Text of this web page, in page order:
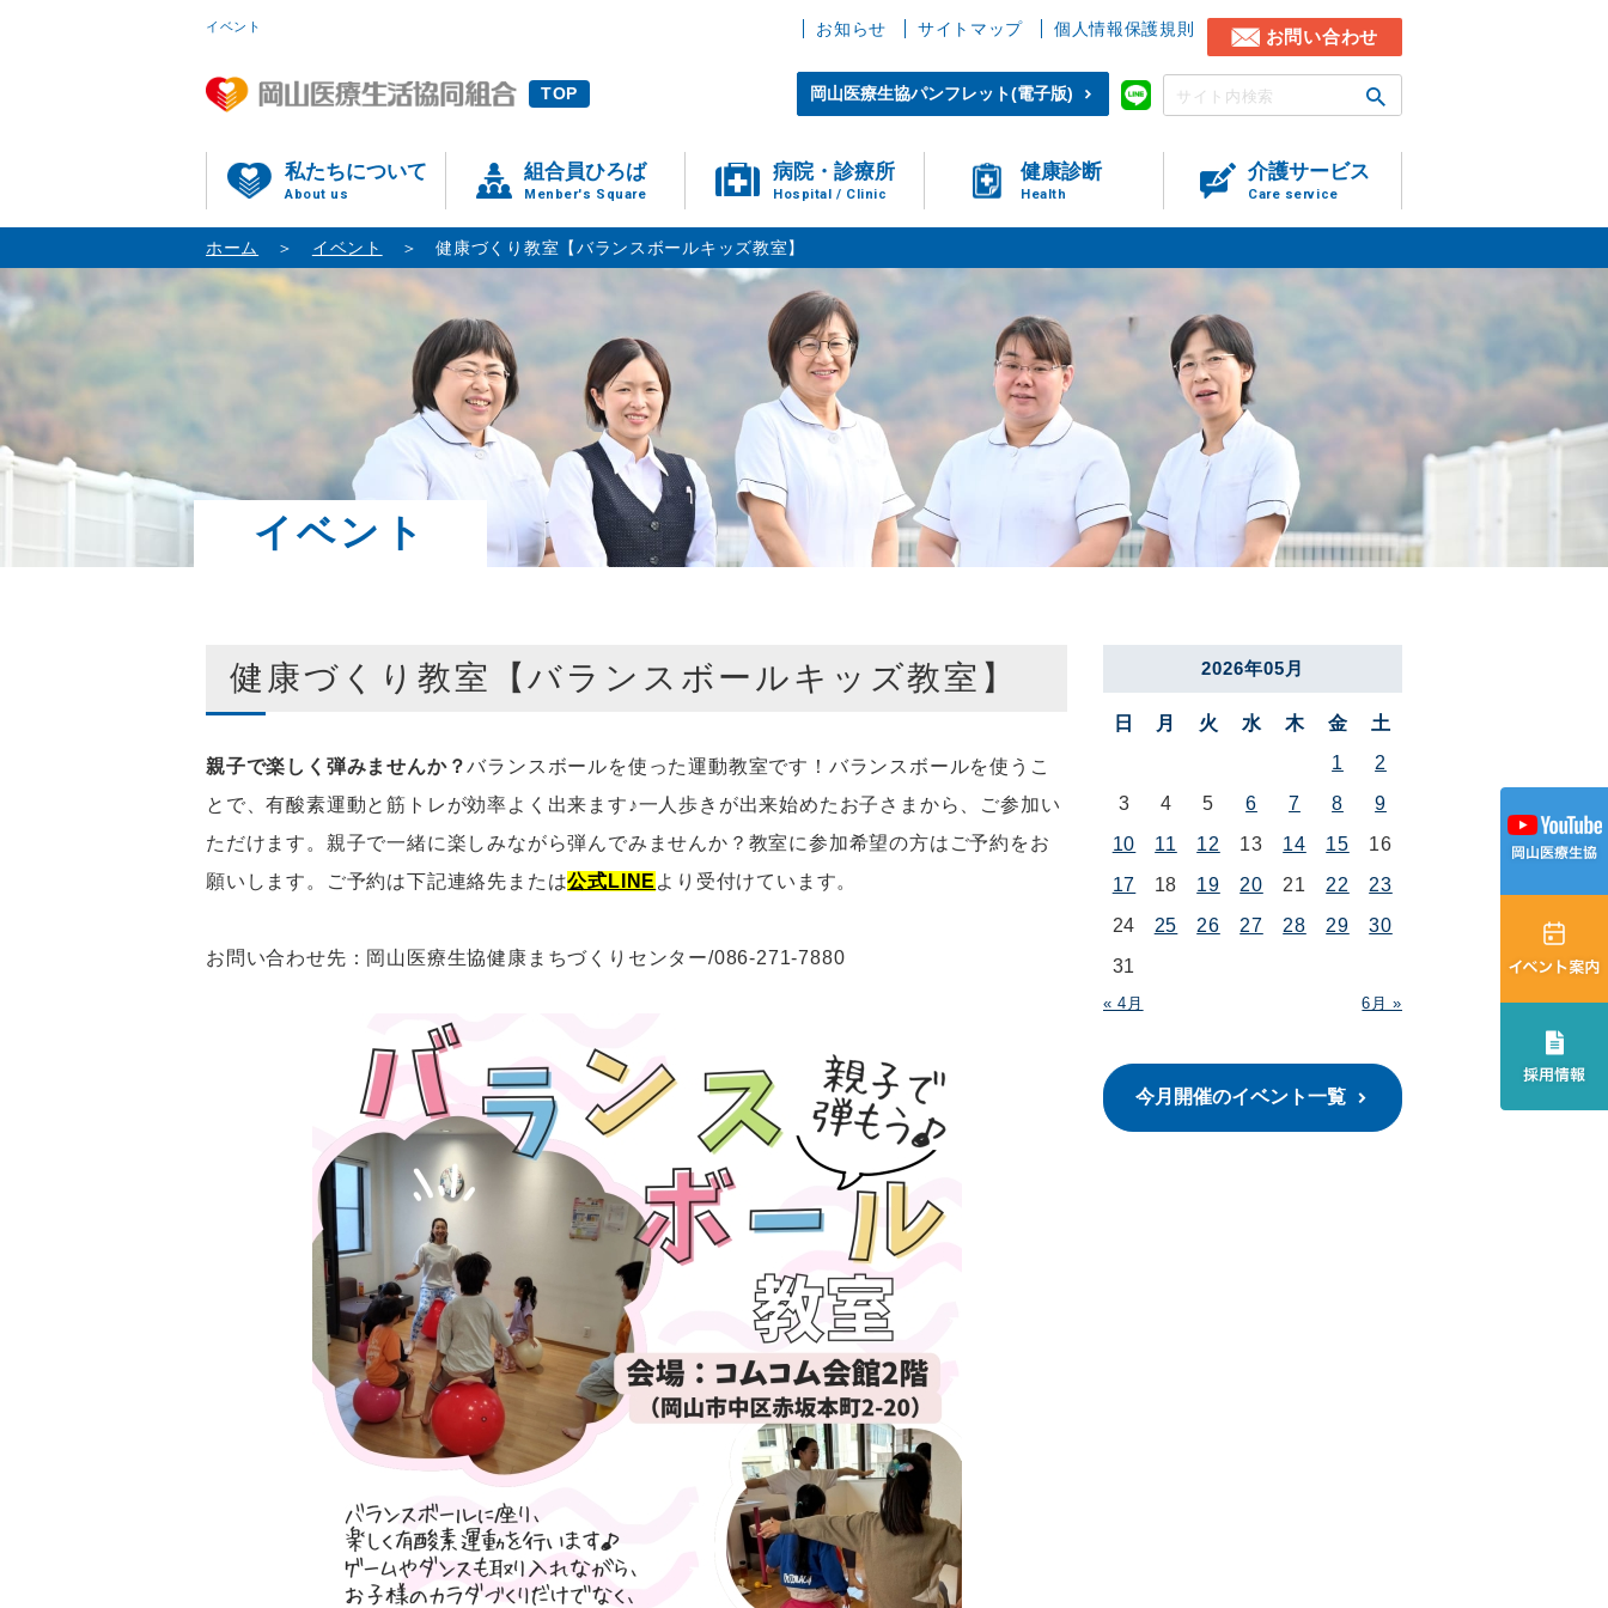
イベント お知らせ サイトマップ 個人情報保護規則 お問い合わせ
TOP 岡山医療生協パンフレット(電子版)
私たちについて
About us
組合員ひろば
Menber's Square
病院・診療所
Hospital / Clinic
健康診断
Health
介護サービス
Care service
ホーム イベント 健康づくり教室【バランスボールキッズ教室】
イベント
健康づくり教室【バランスボールキッズ教室】
親子で楽しく弾みませんか？バランスボールを使った運動教室です！バランスボールを使うこ
とで、有酸素運動と筋トレが効率よく出来ます♪一人歩きが出来始めたお子さまから、ご参加い
ただけます。親子で一緒に楽しみながら弾んでみませんか？教室に参加希望の方はご予約をお
願いします。ご予約は下記連絡先または公式LINE より受付けています。
お問い合わせ先：岡山医療生協健康まちづくりセンター/086-271-7880
2026年05月
日 月 火 水 木 金 土
« 4月 6月 »
1
2
3
4 5 6 7 8
9
10
11 12 13 14 15
16
17
18 19 20 21 22
23
24
25 26 27 28 29
30
31
今月開催のイベント一覧